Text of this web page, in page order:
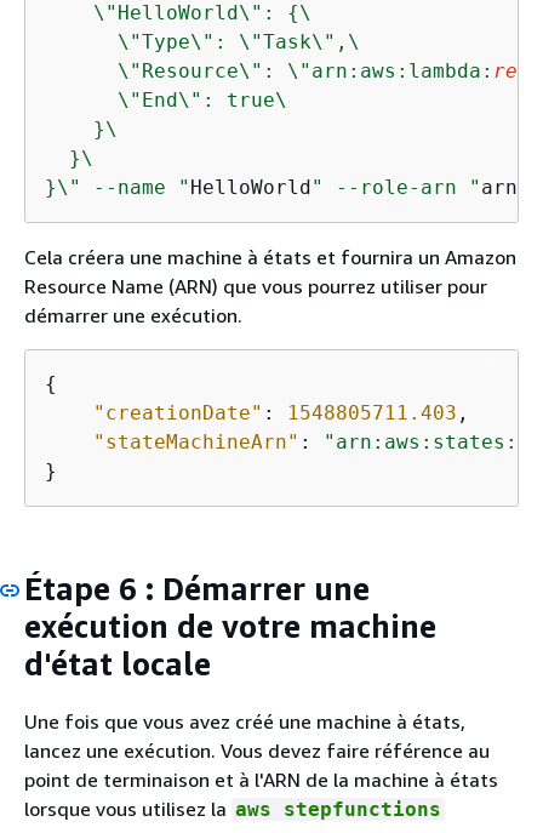
    \"HelloWorld\":
{\
      \"Type\": \"Task\",\
      \"Resource\": \"arn:aws:lambda:
      \"End\": true\
    }\
  }\
}\" --name " HelloWorld" --role-arn "
Cela créera une machine à états et fournira un Amazon
Resource Name (ARN) que vous pourrez utiliser pour
démarrer une exécution.
{
"creationDate" : 1548805711.403 ,
"stateMachineArn" : "arn:aws:states:
}
Étape 6 : Démarrer une
exécution de votre machine
d'état locale
Une fois que vous avez créé une machine à états,
lancez une exécution. Vous devez faire référence au
point de terminaison et à l'ARN de la machine à états
lorsque vous utilisez la aws stepfunctions